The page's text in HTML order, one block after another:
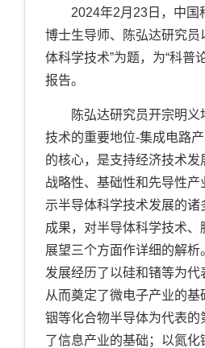
2024年2月 23 日，中国
博士生导师、陈弘达研究员
体科学技术”为题，为“科普
报告。
陈弘达研究员开宗明
技术的重要地位-集成电路
的核心，是支持经济技术发
战略性、基础性和先导性
示半导体科学技术发展的诸
成果，对半导体科学技术
展望三个方面作详细的解析
发展经历了以硅和锗等为代
从而奠定了微电子产业的
铟等化合物半导体为代表的
了信息产业的基础；以氮化